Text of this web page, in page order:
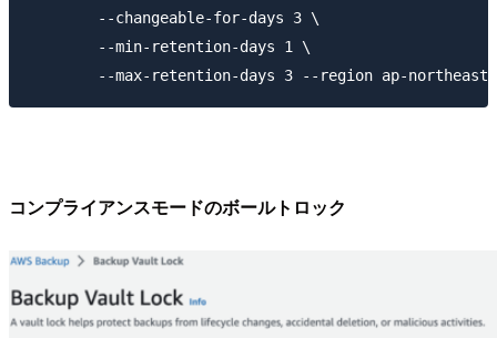
        --changeable-for-days 3 \
        --min-retention-days 1 \
コンプライアンスモードのボールトロック